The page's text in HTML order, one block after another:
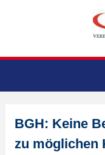
BGH: Keine
zu möglichen